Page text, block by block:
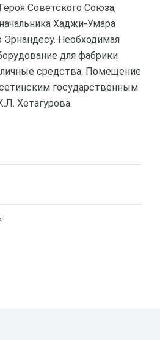
Советского Союза,
Хаджи-Умара
Необходимая
для фабрики
средства. Помещение
государственным
Хетагурова.